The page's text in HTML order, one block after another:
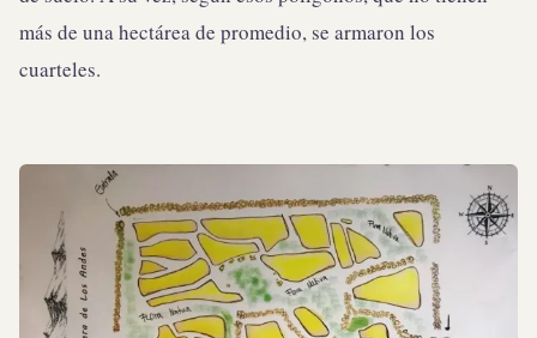
más de una hectárea de promedio, se armaron los
cuarteles.